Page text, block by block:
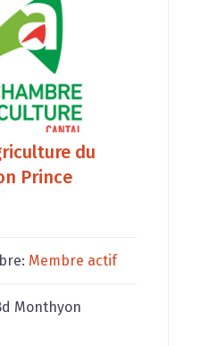
du
Prince
Membre actif
Monthyon